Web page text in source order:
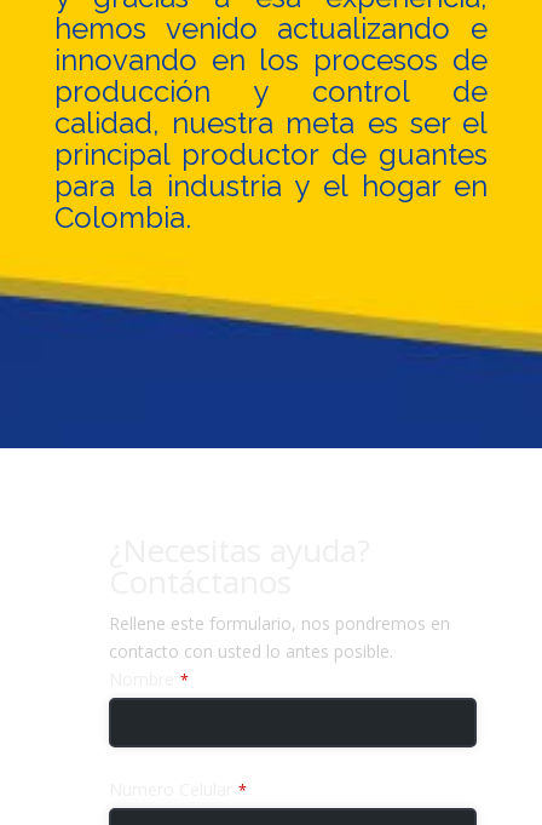
hemos venido actualizando e
innovando en los procesos de
producción y control de
calidad, nuestra meta es ser el
principal productor de guantes
para la industria y el hogar en
Colombia.
Rellene este formulario, nos pondremos en
contacto con usted lo antes posible.
*
*